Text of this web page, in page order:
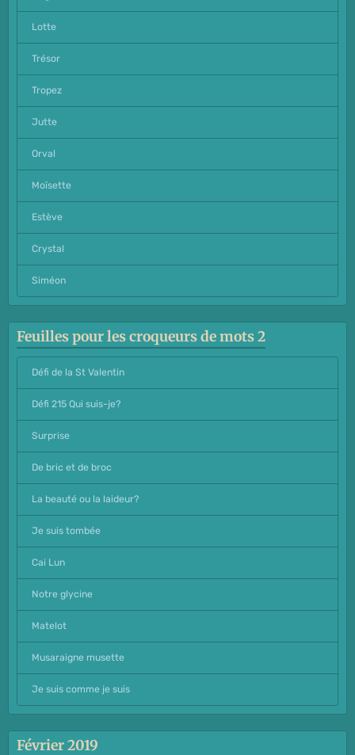
Lotte
Trésor
Tropez
Jutte
Orval
Moïsette
Estève
Crystal
Siméon
Feuilles pour les croqueurs de mots 2
Défi de la St Valentin
Défi 215 Qui suis-je?
Surprise
De bric et de broc
La beauté ou la laideur?
Je suis tombée
Cai Lun
Notre glycine
Matelot
Musaraigne musette
Je suis comme je suis
Février 2019